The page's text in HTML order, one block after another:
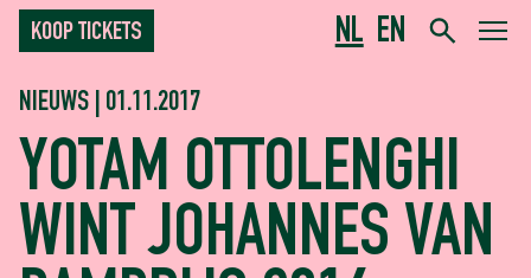
NL EN
KOOP TICKETS
NIEUWS | 01.11.2017
YOTAM OTTOLENGHI
WINT JOHANNES VAN